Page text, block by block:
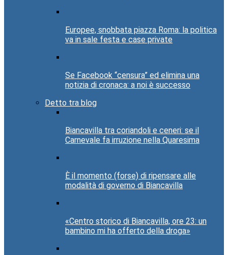
Europee, snobbata piazza Roma: la politica
va in sale festa e case private
Se Facebook “censura” ed elimina una
notizia di cronaca: a noi è successo
Detto tra blog
Biancavilla tra coriandoli e ceneri: se il
Carnevale fa irruzione nella Quaresima
È il momento (forse) di ripensare alle
modalità di governo di Biancavilla
«Centro storico di Biancavilla, ore 23: un
bambino mi ha offerto della droga»